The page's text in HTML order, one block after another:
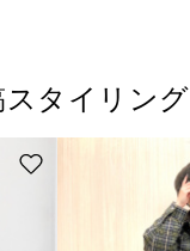
タイリング